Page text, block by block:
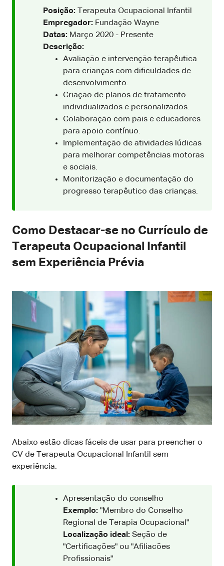
Posição: Terapeuta Ocupacional Infantil
Empregador: Fundação Wayne
Datas: Março 2020 - Presente
Descrição:
Avaliação e intervenção terapêutica
para crianças com dificuldades de
desenvolvimento.
Criação de planos de tratamento
individualizados e personalizados.
Colaboração com pais e educadores
para apoio contínuo.
Implementação de atividades lúdicas
para melhorar competências motoras
e sociais.
Monitorização e documentação do
progresso terapêutico das crianças.
Como Destacar-se no Currículo de
Terapeuta Ocupacional Infantil
sem Experiência Prévia
Abaixo estão dicas fáceis de usar para preencher o
CV de Terapeuta Ocupacional Infantil sem
experiência.
Apresentação do conselho
Exemplo: "Membro do Conselho
Regional de Terapia Ocupacional"
Localização ideal: Seção de
"Certificações" ou "Afiliacões
Profissionais"